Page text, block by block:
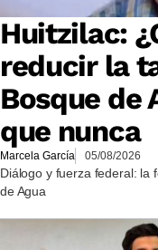
Huitzilac:
reducir la
Bosque de
que nunca
Marcela García 05/08/2026
Diálogo y fuerza federal: la
de Agua